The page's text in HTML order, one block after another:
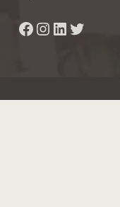
Facebook
Instagram
LinkedIn
Twitter